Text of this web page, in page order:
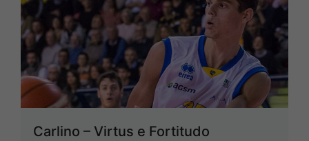
Carlino – Virtus e Fortitudo